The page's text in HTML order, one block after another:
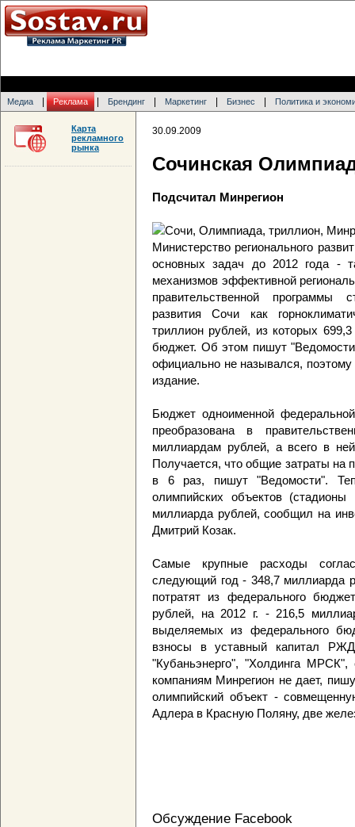
Медиа Реклама Брендинг Маркетинг Бизнес Политика и
30.09.2009
Сочинская
Подсчитал Минрегион
Министерство регионального
основных задач до 2012 года -
механизмов эффективной
правительственной программы
развития Сочи как
триллион рублей, из которых
бюджет. Об этом пишут
официально не назывался, поэтому
издание.
Бюджет одноименной
преобразована в
миллиардам рублей, а всего в
Получается, что общие затраты на
в 6 раз, пишут "Ведомости".
олимпийских объектов
миллиарда рублей, сообщил на
Дмитрий Козак.
Самые крупные расходы
следующий год - 348,7 миллиарда
потратят из федерального
рублей, на 2012 г. - 216,5
выделяемых из федерального
взносы в уставный капитал
"Кубаньэнерго", "Холдинга
компаниям Минрегион не дает,
олимпийский объект -
Адлера в Красную Поляну, две
Обсуждение Facebook
Карта
рекламного
рынка